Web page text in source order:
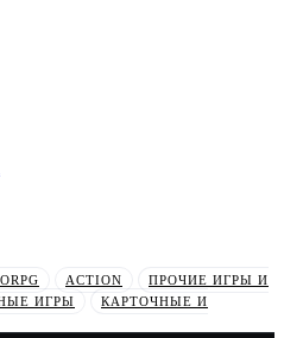
ACTION
ПРОЧИЕ ИГРЫ И
ИГРЫ
КАРТОЧНЫЕ И